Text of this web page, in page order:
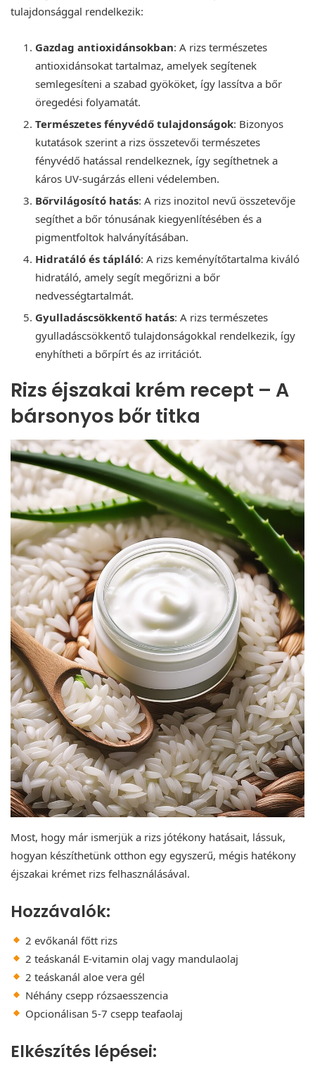
tulajdonsággal rendelkezik:
Gazdag antioxidánsokban: A rizs természetes
antioxidánsokat tartalmaz, amelyek segítenek
semlegesíteni a szabad gyököket, így lassítva a bőr
öregedési folyamatát.
Természetes fényvédő tulajdonságok: Bizonyos
kutatások szerint a rizs összetevői természetes
fényvédő hatással rendelkeznek, így segíthetnek a
káros UV-sugárzás elleni védelemben.
Bőrvilágosító hatás: A rizs inozitol nevű összetevője
segíthet a bőr tónusának kiegyenlítésében és a
pigmentfoltok halványításában.
Hidratáló és tápláló: A rizs keményítőtartalma kiváló
hidratáló, amely segít megőrizni a bőr
nedvességtartalmát.
Gyulladáscsökkentő hatás: A rizs természetes
gyulladáscsökkentő tulajdonságokkal rendelkezik, így
enyhítheti a bőrpírt és az irritációt.
Rizs éjszakai krém recept – A
bársonyos bőr titka
Most, hogy már ismerjük a rizs jótékony hatásait, lássuk,
hogyan készíthetünk otthon egy egyszerű, mégis hatékony
éjszakai krémet rizs felhasználásával.
Hozzávalók:
2 evőkanál főtt rizs
2 teáskanál E-vitamin olaj vagy mandulaolaj
2 teáskanál aloe vera gél
Néhány csepp rózsaesszencia
Opcionálisan 5-7 csepp teafaolaj
Elkészítés lépései: